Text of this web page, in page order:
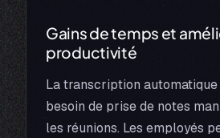
Gains de temps et
productivité
La transcription
besoin de prise de notes
les réunions. Les employés